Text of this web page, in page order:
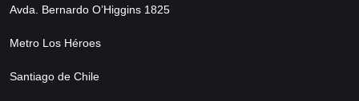
Avda. Bernardo O’Higgins 1825
Metro Los Héroes
Santiago de Chile